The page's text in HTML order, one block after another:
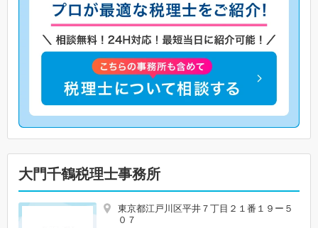
大門千鶴税理士事務所
東京都江戸川区平井７丁目２１番１９ー５
０７